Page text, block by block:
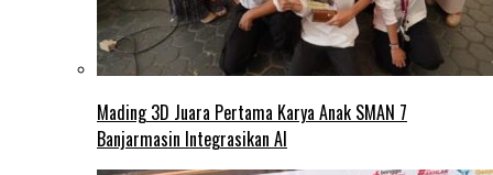
Mading 3D Juara Pertama Karya Anak SMAN 7
Banjarmasin Integrasikan AI